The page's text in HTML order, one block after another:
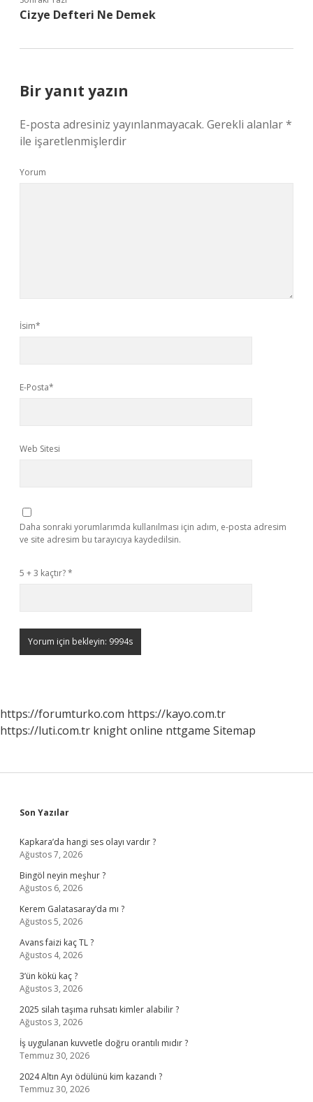
Cizye Defteri Ne Demek
Bir yanıt yazın
E-posta adresiniz yayınlanmayacak. Gerekli alanlar*
ile işaretlenmişlerdir
Yorum
İsim*
E-Posta*
Web Sitesi
Daha sonraki yorumlarımda kullanılması için adım, e-posta adresim
ve site adresim bu tarayıcıya kaydedilsin.
5 + 3 kaçtır?*
https://forumturko.com https://kayo.com.tr
https://luti.com.tr knight online nttgame Sitemap
Sidebar
Son Yazılar
Kapkara’da hangi ses olayı vardır ?
Ağustos 7, 2026
Bingöl neyin meşhur ?
Ağustos 6, 2026
Kerem Galatasaray’da mı ?
Ağustos 5, 2026
Avans faizi kaç TL ?
Ağustos 4, 2026
3’ün kökü kaç ?
Ağustos 3, 2026
2025 silah taşıma ruhsatı kimler alabilir ?
Ağustos 3, 2026
İş uygulanan kuvvetle doğru orantılı mıdır ?
Temmuz 30, 2026
2024 Altın Ayı ödülünü kim kazandı ?
Temmuz 30, 2026